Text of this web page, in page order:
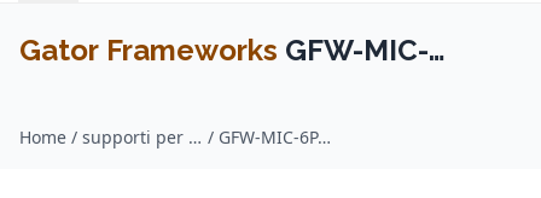
Gator Frameworks GFW-MIC-
microfonici con borsa per il
Home / supporti per microfoni / Gator Frameworks / GFW-MIC-6PACKBG Set di 6 supporti microfonici con borsa per il trasporto